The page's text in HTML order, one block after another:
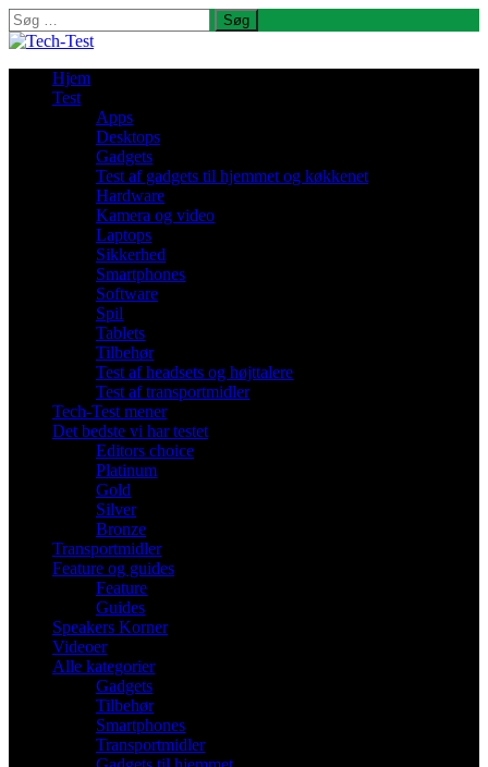
Søg
efter:
Hjem
Test
Apps
Desktops
Gadgets
Test af gadgets til hjemmet og køkkenet
Hardware
Kamera og video
Laptops
Sikkerhed
Smartphones
Software
Spil
Tablets
Tilbehør
Test af headsets og højttalere
Test af transportmidler
Tech-Test mener
Det bedste vi har testet
Editors choice
Platinum
Gold
Silver
Bronze
Transportmidler
Feature og guides
Feature
Guides
Speakers Korner
Videoer
Alle kategorier
Gadgets
Tilbehør
Smartphones
Transportmidler